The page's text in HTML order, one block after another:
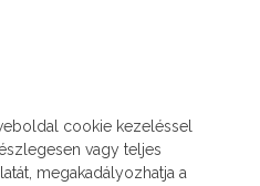
cookie kezeléssel
vagy teljes
megakadályozhatja a